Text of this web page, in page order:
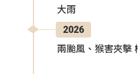
大雨
2026
兩颱風、猴害夾擊